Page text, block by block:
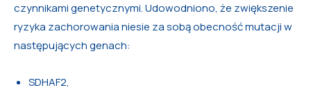
czynnikami genetycznymi. Udowodniono, że zwiększenie
ryzyka zachorowania niesie za sobą obecność mutacji w
następujących genach:
SDHAF2,